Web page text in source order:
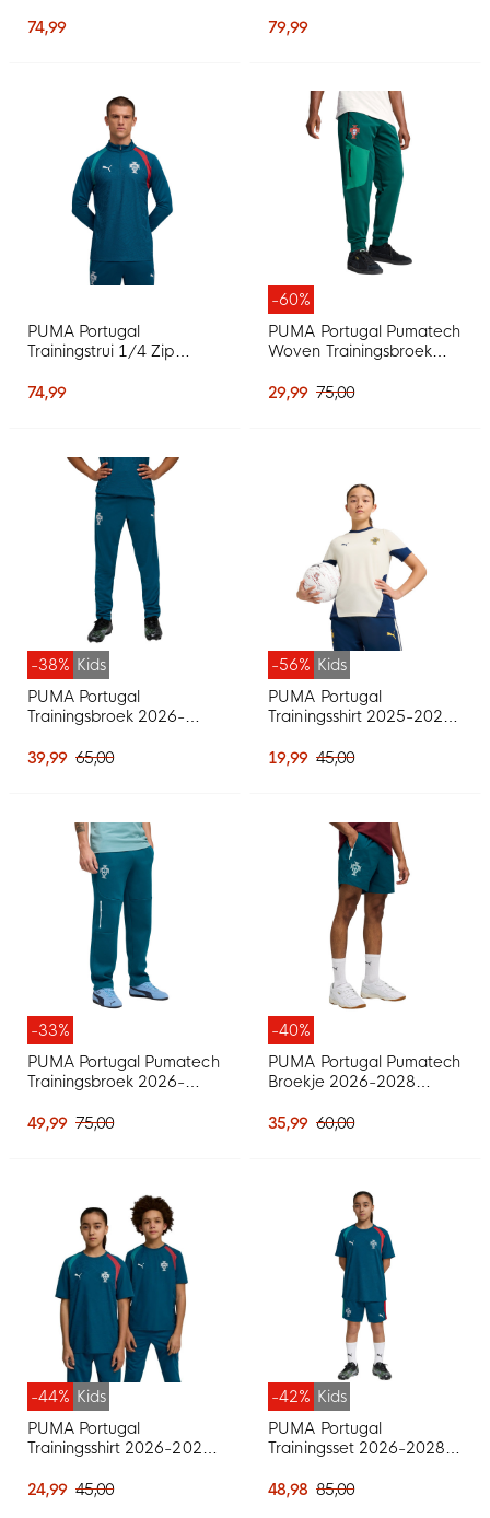
74,99
79,99
PUMA Portugal
Trainingstrui 1/4 Zip
Wit
74,99
-60%
PUMA Portugal Pumatech
Woven Trainingsbroek
Groen Wit
29,99 75,00
-38% Kids
PUMA Portugal
Trainingsbroek 2026-
Wit
39,99 65,00
-56% Kids
PUMA Portugal
Trainingsshirt 2025-2026
Donkerblauw
19,99 45,00
-33%
PUMA Portugal Pumatech
Trainingsbroek 2026-
49,99 75,00
-40%
PUMA Portugal Pumatech
Broekje 2026-2028
35,99 60,00
-44% Kids
PUMA Portugal
Trainingsshirt 2026-2028
24,99 45,00
-42% Kids
PUMA Portugal
Trainingsset 2026-2028
48,98 85,00